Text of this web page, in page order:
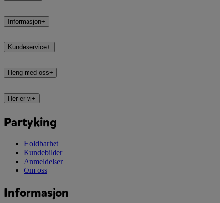
Informasjon+
Kundeservice+
Heng med oss+
Her er vi+
Partyking
Holdbarhet
Kundebilder
Anmeldelser
Om oss
Informasjon